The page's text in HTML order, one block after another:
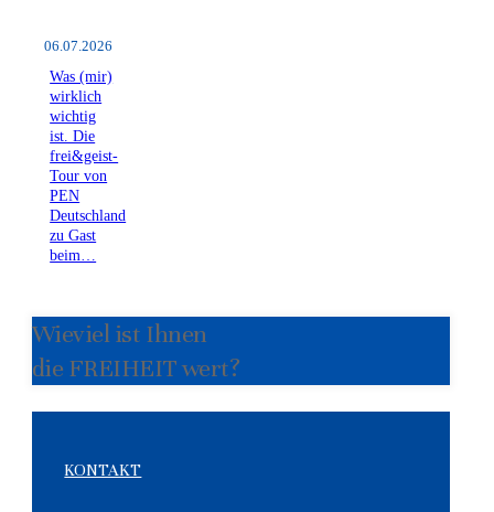
06.07.2026
Was (mir)
wirklich
wichtig
ist. Die
frei&geist-
Tour von
PEN
Deutschland
zu Gast
beim…
Wieviel ist Ihnen
die FREIHEIT wert?
KONTAKT